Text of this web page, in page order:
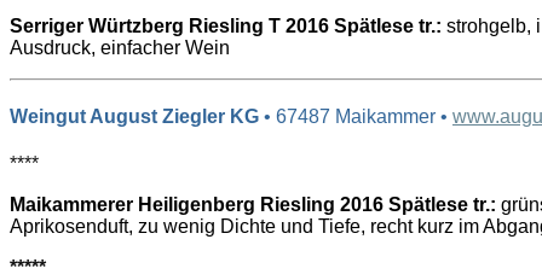
Serriger Würtzberg Riesling T 2016 Spätlese tr.: strohgelb,
Ausdruck, einfacher Wein
Weingut August Ziegler KG • 67487 Maikammer •
****
Maikammerer Heiligenberg Riesling 2016 Spätlese tr.:
Aprikosenduft, zu wenig Dichte und Tiefe, recht kurz im
*****